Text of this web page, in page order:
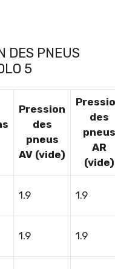
DES PNEUS
5
Pression
des
pneus
AV (vide)
des
pneus
AR
(vide)
1.9 1.9
1.9 1.9